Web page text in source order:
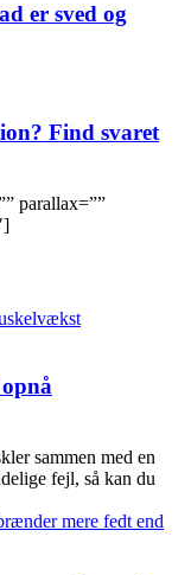
er sved og
Find svaret
parallax=””
sammen med en
fejl, så kan du